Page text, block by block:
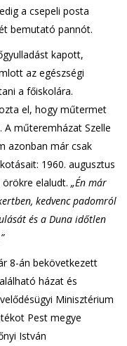
a csepeli posta
bemutató pannót.
kapott,
az egészségi
a főiskolára.
el, hogy műtermet
A műteremházat Szelle
azonban már csak
1960. augusztus
elaludt. „Én már
kedvenc padomról
és a Duna időtlen
8-án bekövetkezett
házat és
Minisztérium
Pest megye
István